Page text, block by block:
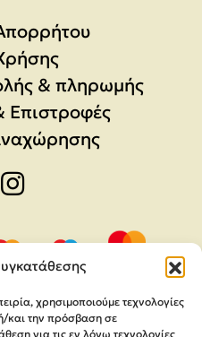
χρησιμοποιούμε τεχνολογίες
και την πρόσβαση σε
για τις εν λόγω τεχνολογίες
& πληρωμής
Επιστροφές